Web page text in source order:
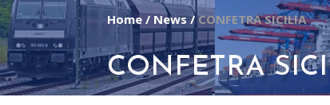
Home / News /CONFETRA SICILIA
CONFETRA